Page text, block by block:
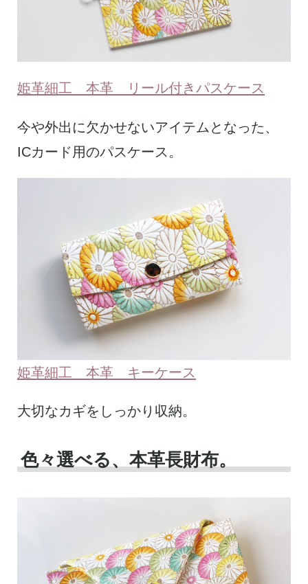
姫革細工 本革 リール付きパスケース
今や外出に欠かせないアイテムとなった、
ICカード用のパスケース。
姫革細工 本革 キーケース
大切なカギをしっかり収納。
色々選べる、本革長財布。